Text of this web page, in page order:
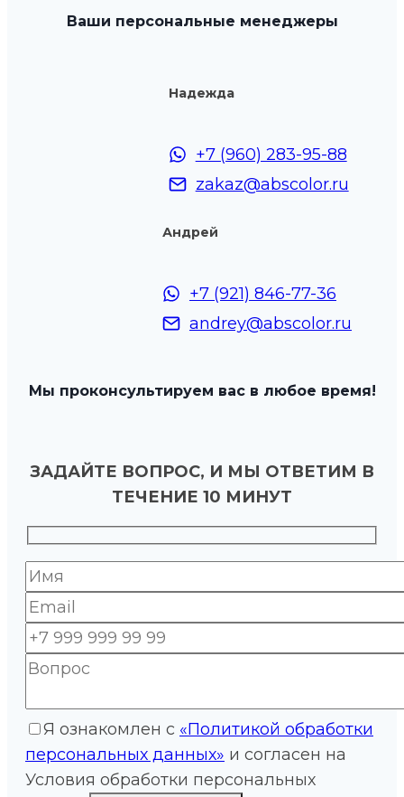
Ваши персональные менеджеры
Надежда
+7 (960) 283-95-88
zakaz@abscolor.ru
Андрей
+7 (921) 846-77-36
andrey@abscolor.ru
Мы проконсультируем вас в любое время!
ЗАДАЙТЕ ВОПРОС, И МЫ ОТВЕТИМ В
ТЕЧЕНИЕ 10 МИНУТ
Я ознакомлен с «Политикой обработки
персональных данных» и согласен на
Условия обработки персональных